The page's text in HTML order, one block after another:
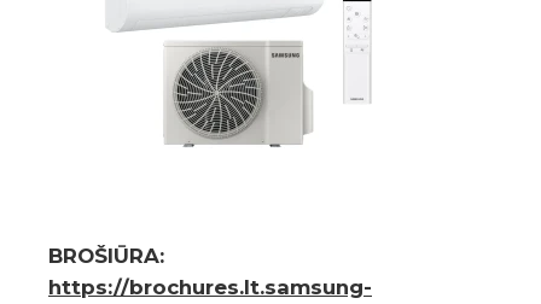
BROŠIŪRA:
https://brochures.lt.samsung-